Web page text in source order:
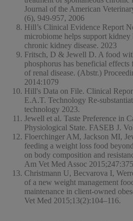
Journal of the American
(6), 949-957, 2006
Hill’s Clinical Evidence Report
microbiome helps support
chronic kidney disease. 2023
Fritsch, D & Jewell D. A food
phosphorus has beneficial
of renal disease. (Abstr.)
2014:1079
Hill's Data on File. Clinical
E.A.T. Technology Re-
technology 2023.
Jewell et al. Taste Preference in
Physiological State. FASEB J.
Floerchinger AM, Jackson MI,
feeding a weight loss food
on body composition and
Am Vet Med Assoc
Christmann U, Becvarova I,
of a new weight management
maintenance in client-owned
Vet Med 2015;13(2):104–116.